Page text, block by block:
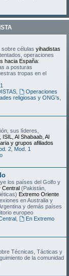
células yihadistas
operaciones
hacia España:
a posturas
tropas en el
,
Operaciones
religiosas y ONG's
sus líderes,
ISIL, Al Shabaab, Al
y grupos afiliados
2 Mod. 1
los países del Golfo y
Central (Pakistán,
Extremo Oriente
en Australia y
y demás países
europeo
,
En Extremo
Técnicas, Tácticas y
de la comunidad